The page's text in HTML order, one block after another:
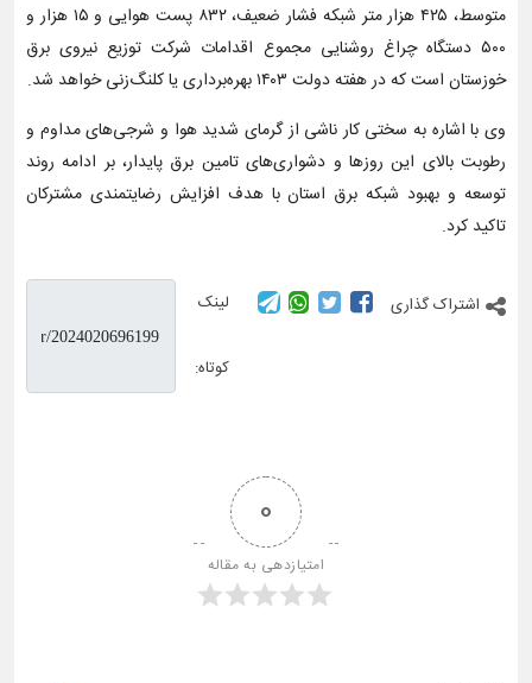
متوسط، ۴۲۵ هزار متر شبکه فشار ضعیف، ۸۳۲ پست هوایی و ۱۵ هزار و
۵۰۰ دستگاه چراغ روشنایی مجموع اقدامات شرکت توزیع نیروی برق
خوزستان است که در هفته دولت ۱۴۰۳ بهره‌برداری یا کلنگ‌زنی خواهد شد.
وی با اشاره به سختی کار ناشی از گرمای شدید هوا و شرجی‌های مداوم و
رطوبت بالای این روزها و دشواری‌های تامین برق پایدار، بر ادامه روند
توسعه و بهبود شبکه برق استان با هدف افزایش رضایتمندی مشترکان
تاکید کرد.
اشتراک گذاری لینک
کوتاه:
0
امتیازدهی به مقاله